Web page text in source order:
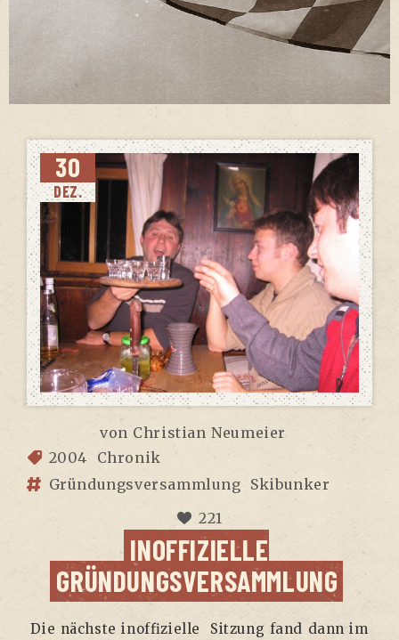
30
DEZ.
von Christian Neumeier
2004
Chronik
Gründungsversammlung Skibunker
221
INOF­FI­ZI­EL­LE
GRÜNDUNGSVERSAMMLUNG
Die nächs­te inof­fi­zi­el­le Sit­zung fand dann im